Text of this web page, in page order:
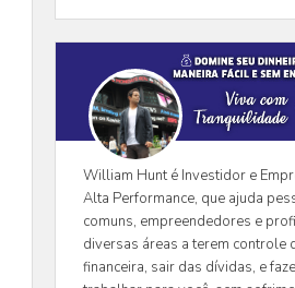
William Hunt é Investidor e
Alta Performance, que ajuda
comuns, empreendedores e
diversas áreas a terem controle
financeira, sair das dívidas, e